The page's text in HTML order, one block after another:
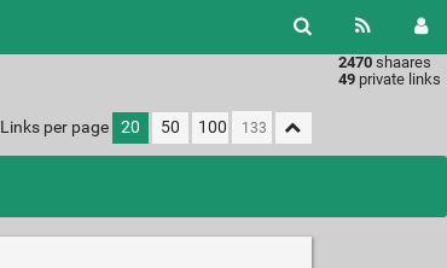
2470 shaares
49 private links
Links per page 20 50 100